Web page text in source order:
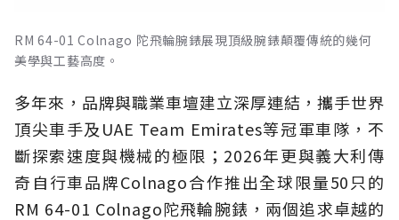
RM 64-01 Colnago 陀飛輪腕錶展現頂級腕錶顛覆傳統的幾何
美學與工藝高度。
多年來，品牌與職業車壇建立深厚連結，攜手世界
頂尖車手及UAE Team Emirates等冠軍車隊，不
斷探索速度與機械的極限；2026年更與義大利傳
奇自行車品牌Colnago合作推出全球限量50只的
RM 64-01 Colnago陀飛輪腕錶，兩個追求卓越的